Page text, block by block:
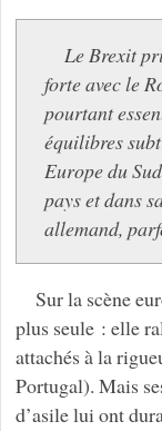
Le Brexit
forte avec le
pourtant
équilibres
Europe du
pays et dans
allemand,
Sur la scène
plus seule : elle
attachés à la
Portugal). Mais
d’asile lui ont